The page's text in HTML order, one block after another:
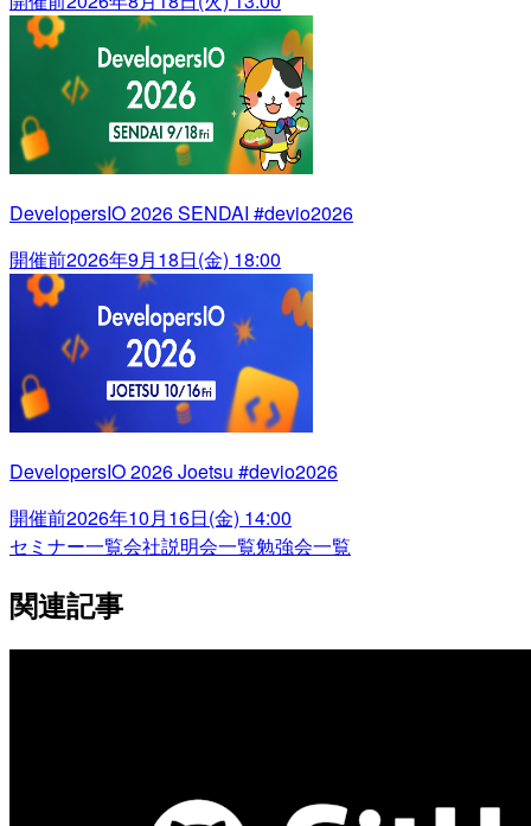
DevelopersIO 2026 SENDAI #devio2026
開催前2026年9月18日(金) 18:00
DevelopersIO 2026 Joetsu #devio2026
開催前2026年10月16日(金) 14:00
セミナー一覧会社説明会一覧勉強会一覧
関連記事